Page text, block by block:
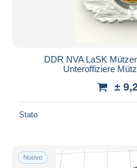
DDR NVA LaSK
Unteroffiziere
±
Stato
Nuovo